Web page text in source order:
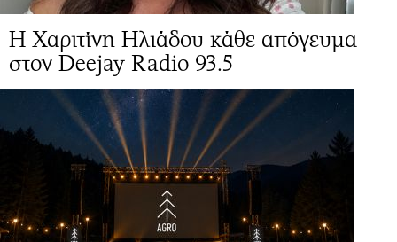
Η Χαριτίνη Ηλιάδου κάθε απόγευμα
στον Deejay Radio 93.5